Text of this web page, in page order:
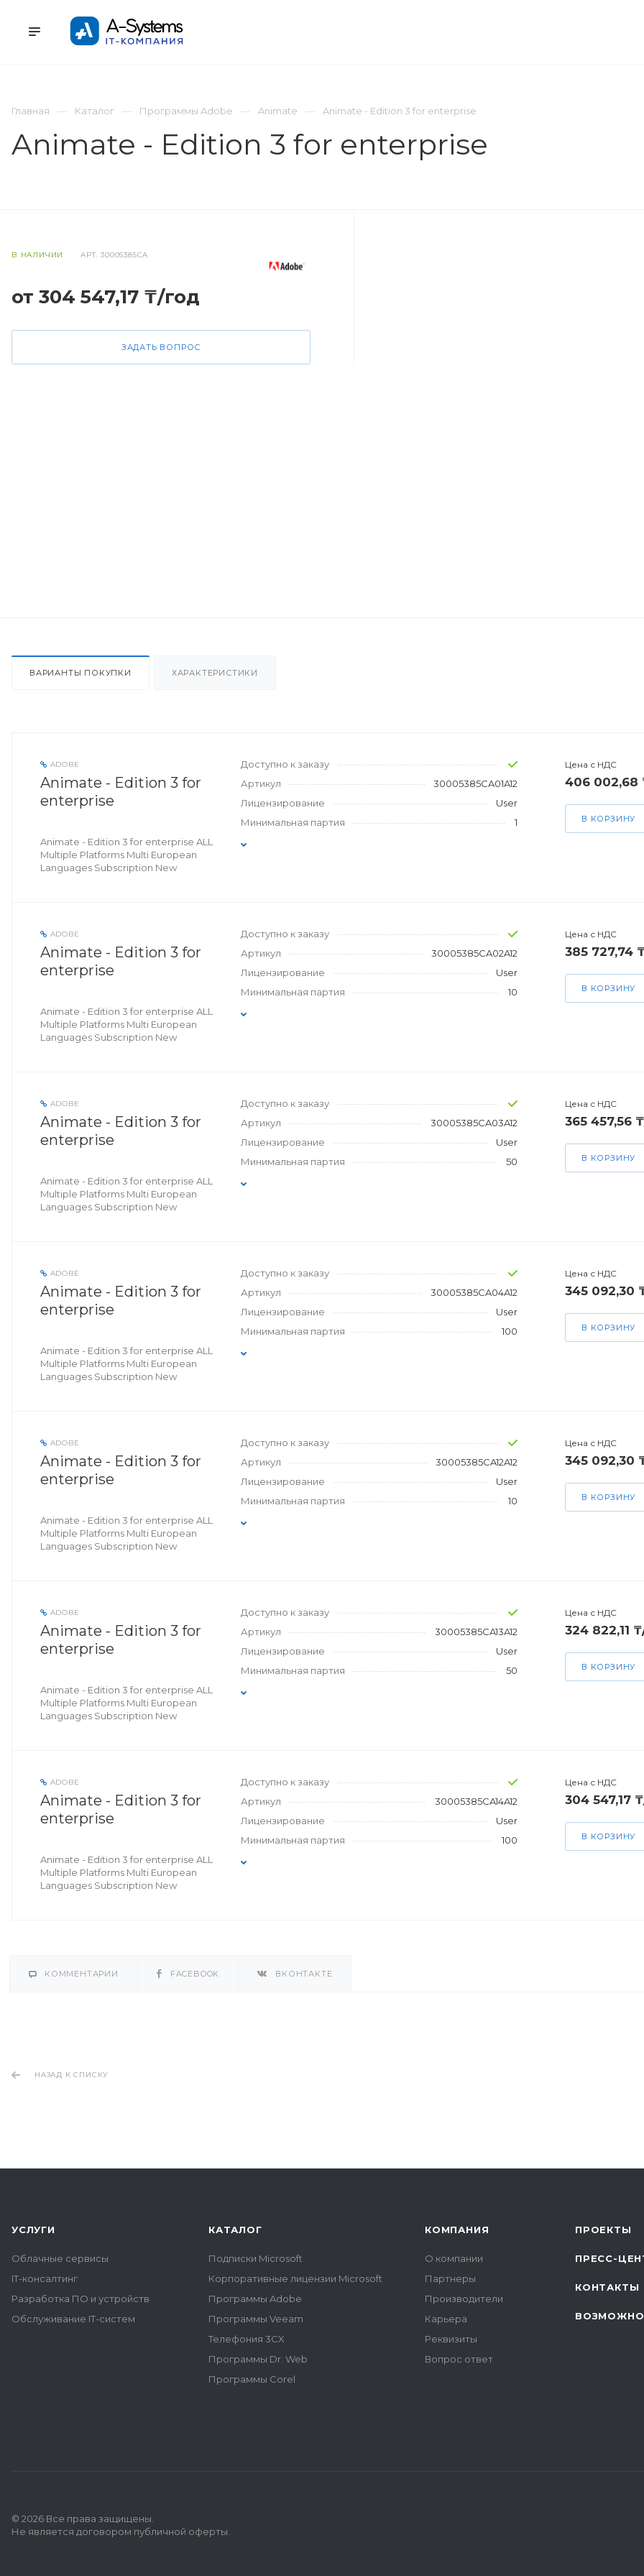
Главная
Каталог Программы Adobe Animate Animate - Edition 3 for enterprise
Animate - Edition 3 for enterprise
В НАЛИЧИИ АРТ.30005385CA
от 304 547,17 ₸/год
ЗАДАТЬ ВОПРОС
ВАРИАНТЫ ПОКУПКИ ХАРАКТЕРИСТИКИ
ADOBE
Animate - Edition 3 for
enterprise
Animate - Edition 3 for enterprise ALL
Multiple Platforms Multi European
Languages Subscription New
Доступно к заказу
Артикул
30005385CA01A12
Лицензирование
User
Минимальная партия
1
Цена с НДС
406 002,68
В КОРЗИНУ
ADOBE
Animate - Edition 3 for
enterprise
Animate - Edition 3 for enterprise ALL
Multiple Platforms Multi European
Languages Subscription New
Доступно к заказу
Артикул
30005385CA02A12
Лицензирование
User
Минимальная партия
10
Цена с НДС
385 727,74
В КОРЗИНУ
ADOBE
Animate - Edition 3 for
enterprise
Animate - Edition 3 for enterprise ALL
Multiple Platforms Multi European
Languages Subscription New
Доступно к заказу
Артикул
30005385CA03A12
Лицензирование
User
Минимальная партия
50
Цена с НДС
365 457,56
В КОРЗИНУ
ADOBE
Animate - Edition 3 for
enterprise
Animate - Edition 3 for enterprise ALL
Multiple Platforms Multi European
Languages Subscription New
Доступно к заказу
Артикул
30005385CA04A12
Лицензирование
User
Минимальная партия
100
Цена с НДС
345 092,30
В КОРЗИНУ
ADOBE
Animate - Edition 3 for
enterprise
Animate - Edition 3 for enterprise ALL
Multiple Platforms Multi European
Languages Subscription New
Доступно к заказу
Артикул
30005385CA12A12
Лицензирование
User
Минимальная партия
10
Цена с НДС
345 092,30
В КОРЗИНУ
ADOBE
Animate - Edition 3 for
enterprise
Animate - Edition 3 for enterprise ALL
Multiple Platforms Multi European
Languages Subscription New
Доступно к заказу
Артикул
30005385CA13A12
Лицензирование
User
Минимальная партия
50
Цена с НДС
324 822,11
В КОРЗИНУ
ADOBE
Animate - Edition 3 for
enterprise
Animate - Edition 3 for enterprise ALL
Multiple Platforms Multi European
Languages Subscription New
Доступно к заказу
Артикул
30005385CA14A12
Лицензирование
User
Минимальная партия
100
Цена с НДС
304 547,17
В КОРЗИНУ
КОММЕНТАРИИ FACEBOOK ВКОНТАКТЕ
НАЗАД К СПИСКУ
УСЛУГИ
Облачные сервисы
IT-консалтинг
Разработка ПО и устройств
Обслуживание IT-систем
КАТАЛОГ
Подписки Microsoft
Корпоративные лицензии Microsoft
Программы Adobe
Программы Veeam
Телефония 3CX
Программы Dr. Web
Программы Corel
КОМПАНИЯ
О компании
Партнеры
Производители
Карьера
Реквизиты
Вопрос ответ
ПРОЕКТЫ
ПРЕСС-
КОНТАКТЫ
© 2026 Все права защищены.
Не является договором публичной оферты.